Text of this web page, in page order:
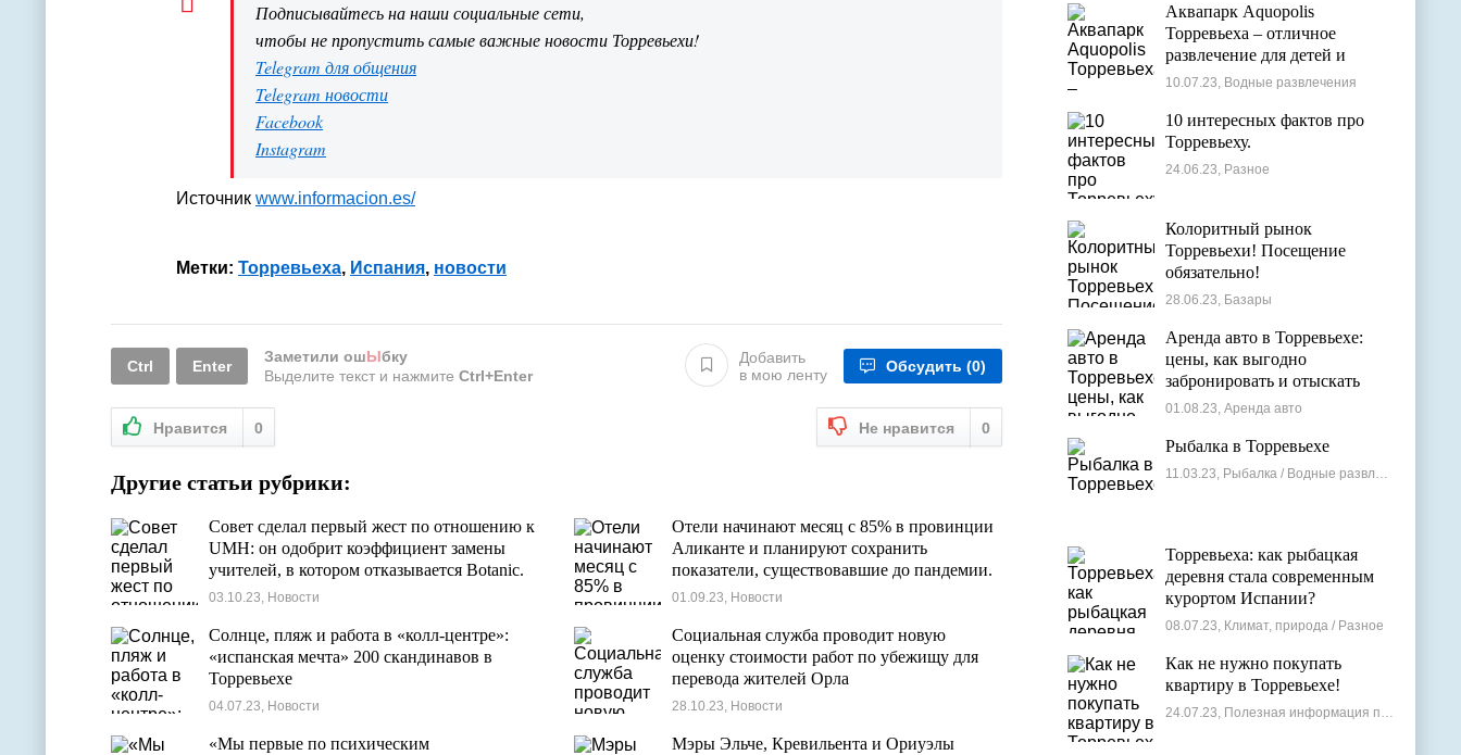
Подписывайтесь на наши социальные сети,
чтобы не пропустить самые важные новости Торревьехи!
Telegram для общения
Telegram новости
Facebook
Instagram
Источник www.informacion.es/
Метки: Торревьеха, Испания, новости
Ctrl Enter
Заметили ошЫбку
Выделите текст и нажмите Ctrl+Enter
Добавить
в мою ленту
Обсудить (0)
Нравится 0 Не нравится 0
Другие статьи рубрики:
Совет сделал первый жест по отношению к
UMH: он одобрит коэффициент замены
учителей, в котором отказывается Botanic.
03.10.23, Новости
Отели начинают месяц с 85% в провинции
Аликанте и планируют сохранить
показатели, существовавшие до пандемии.
01.09.23, Новости
Солнце, пляж и работа в «колл-центре»:
«испанская мечта» 200 скандинавов в
Торревьехе
04.07.23, Новости
Социальная служба проводит новую
оценку стоимости работ по убежищу для
перевода жителей Орла
28.10.23, Новости
«Мы первые по психическим
Мэры Эльче, Кревильента и Ориуэлы
Аквапарк Aquopolis
Торревьеха – отличное
развлечение для детей и
взрослых
10.07.23, Водные развлечения
10 интересных фактов про
Торревьеху.
24.06.23, Разное
Колоритный рынок
Торревьехи! Посещение
обязательно!
28.06.23, Базары
Аренда авто в Торревьехе:
цены, как выгодно
забронировать и отыскать
лучшие варианты
01.08.23, Аренда авто
Рыбалка в Торревьехе
11.03.23, Рыбалка / Водные развлечения
Торревьеха: как рыбацкая
деревня стала современным
курортом Испании?
08.07.23, Климат, природа / Разное
Как не нужно покупать
квартиру в Торревьехе!
24.07.23, Полезная информация по недвижимости